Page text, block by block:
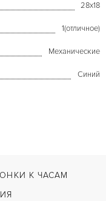
28х18
1(отличное)
Механические
Синий
К ЧАСАМ